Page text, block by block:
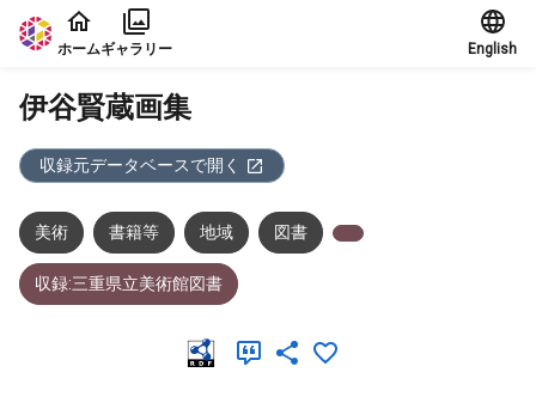
本文に飛ぶ
ホームギャラリー English
伊谷賢蔵画集
収録元データベースで開く
美術 書籍等 地域 図書
収録:三重県立美術館図書